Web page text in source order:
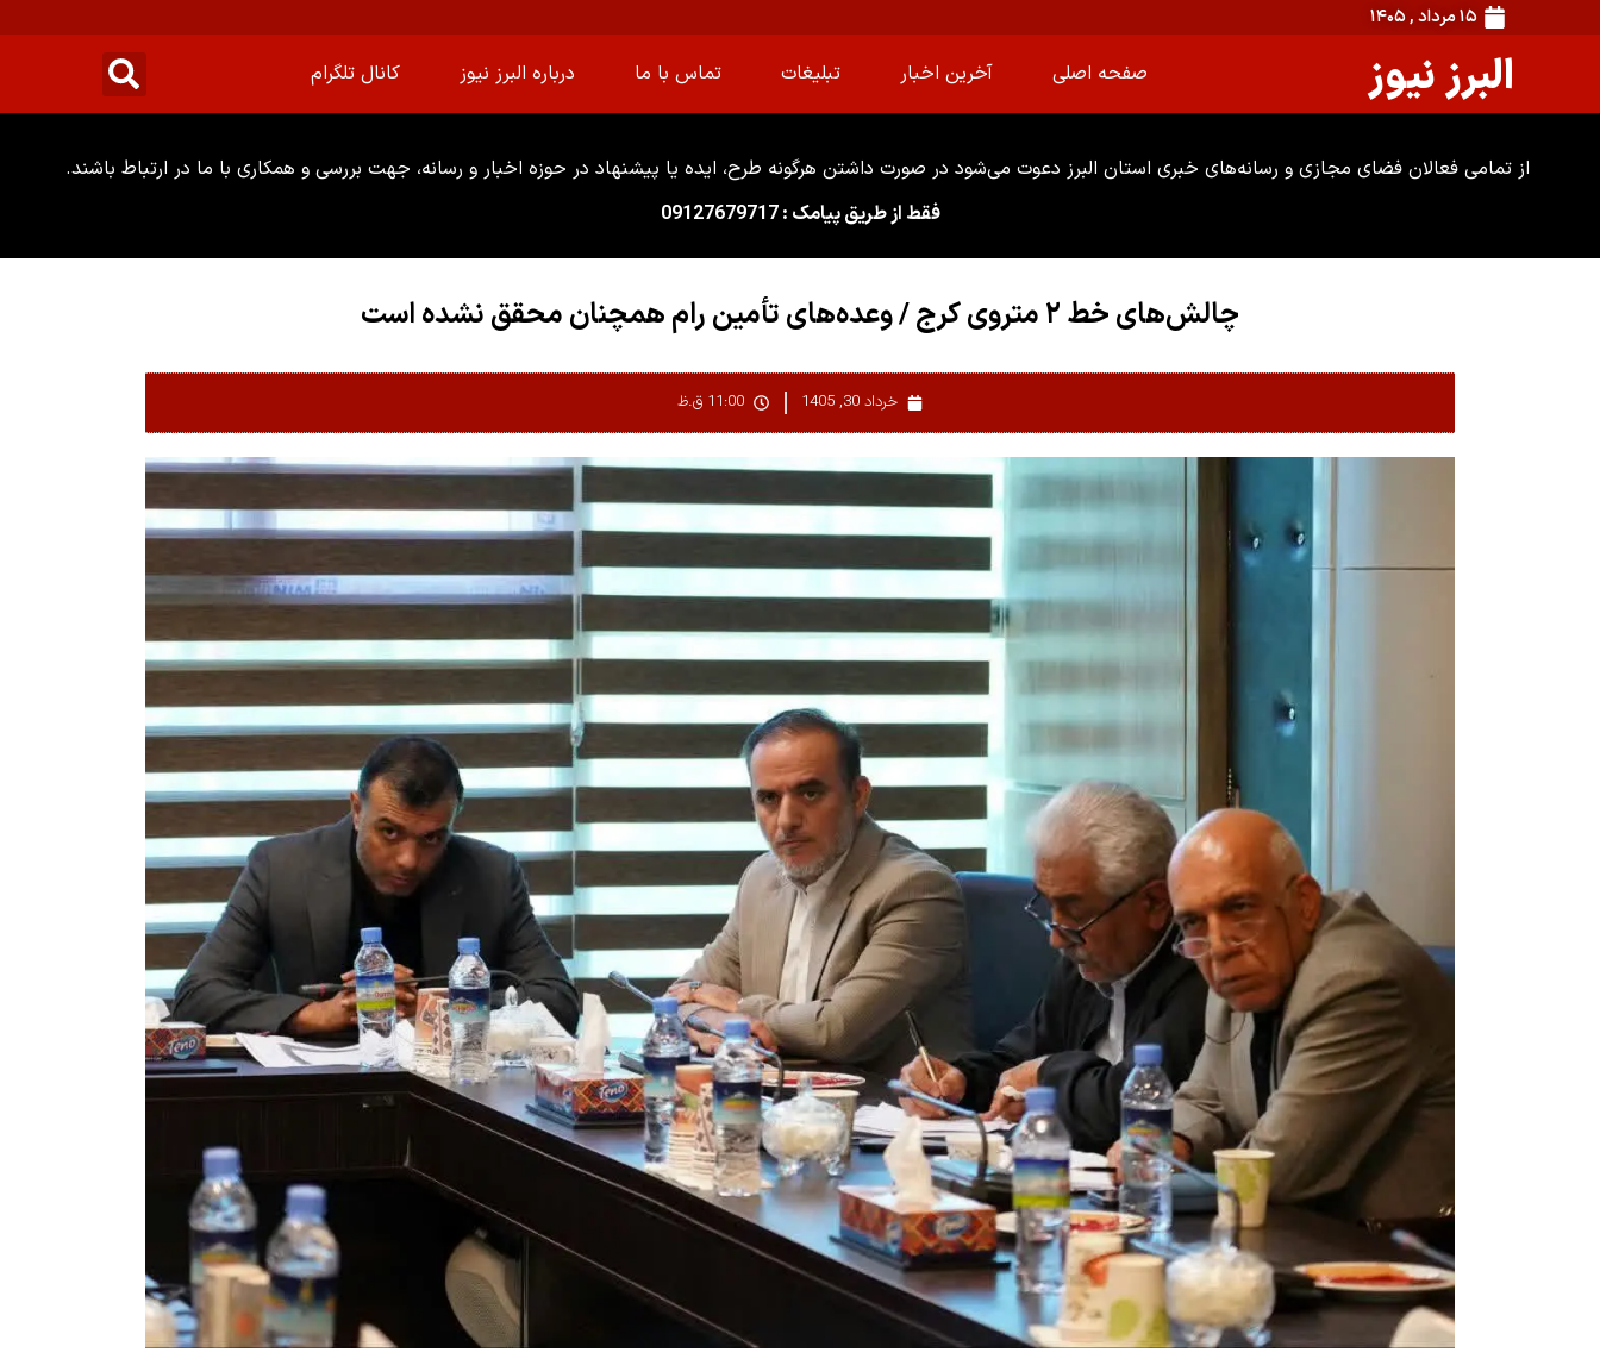
۱۵ مرداد , ۱۴۰۵
البرز نیوز صفحه اصلی آخرین اخبار تبلیغات تماس با ما درباره البرز نیوز کانال تلگرام
از تمامی فعالان فضای مجازی و رسانه‌های خبری استان البرز دعوت می‌شود در صورت داشتن هرگونه طرح، ایده یا پیشنهاد در حوزه اخبار و رسانه، جهت بررسی و همکاری با ما در ارتباط باشند.
فقط از طریق پیامک : 09127679717
چالش‌های خط ۲ متروی کرج / وعده‌های تأمین رام همچنان محقق نشده است
خرداد 30, 1405 11:00 ق.ظ